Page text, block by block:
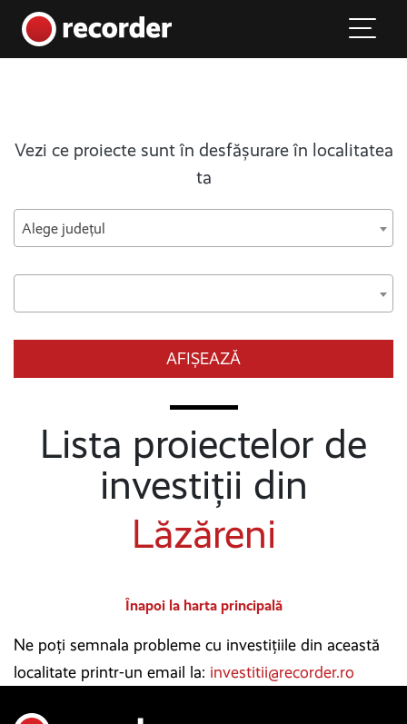
Main Navigation
Vezi ce proiecte sunt în desfășurare în localitatea
ta
Alege județul
AFIȘEAZĂ
Lista proiectelor de
investiții din
Lăzăreni
Înapoi la harta principală
Ne poți semnala probleme cu investițiile din această
localitate printr-un email la: investitii@recorder.ro